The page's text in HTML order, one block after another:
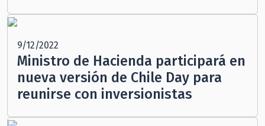
9/12/2022
Ministro de Hacienda participará en
nueva versión de Chile Day para
reunirse con inversionistas